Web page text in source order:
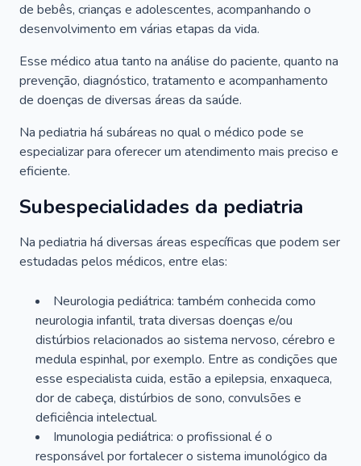
de bebês, crianças e adolescentes, acompanhando o
desenvolvimento em várias etapas da vida.
Esse médico atua tanto na análise do paciente, quanto na
prevenção, diagnóstico, tratamento e acompanhamento
de doenças de diversas áreas da saúde.
Na pediatria há subáreas no qual o médico pode se
especializar para oferecer um atendimento mais preciso e
eficiente.
Subespecialidades da pediatria
Na pediatria há diversas áreas específicas que podem ser
estudadas pelos médicos, entre elas:
Neurologia pediátrica: também conhecida como
neurologia infantil, trata diversas doenças e/ou
distúrbios relacionados ao sistema nervoso, cérebro e
medula espinhal, por exemplo. Entre as condições que
esse especialista cuida, estão a epilepsia, enxaqueca,
dor de cabeça, distúrbios de sono, convulsões e
deficiência intelectual.
Imunologia pediátrica: o profissional é o
responsável por fortalecer o sistema imunológico da